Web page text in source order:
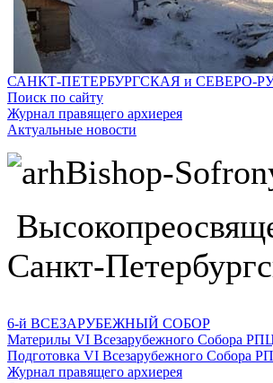
САНКТ-ПЕТЕРБУРГСКАЯ и СЕВЕРО-
Поиск по сайту
Журнал правящего архиерея
Актуальные новости
Санкт-
6-й ВСЕЗАРУБЕЖНЫЙ СОБОР
Материлы VI Всезарубежного Собора
Подготовка VI Всезарубежного Собора
Журнал правящего архиерея